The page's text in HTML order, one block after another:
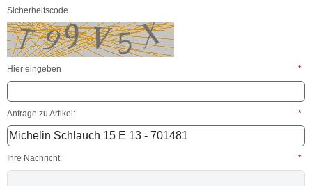
Sicherheitscode
Hier eingeben *
Anfrage zu Artikel: *
Ihre Nachricht: *